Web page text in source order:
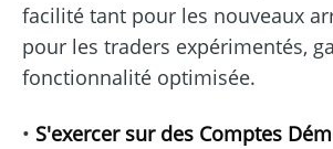
facilité tant pour les nouveaux
pour les traders expérimentés,
fonctionnalité optimisée.
• S'exercer sur des Comptes